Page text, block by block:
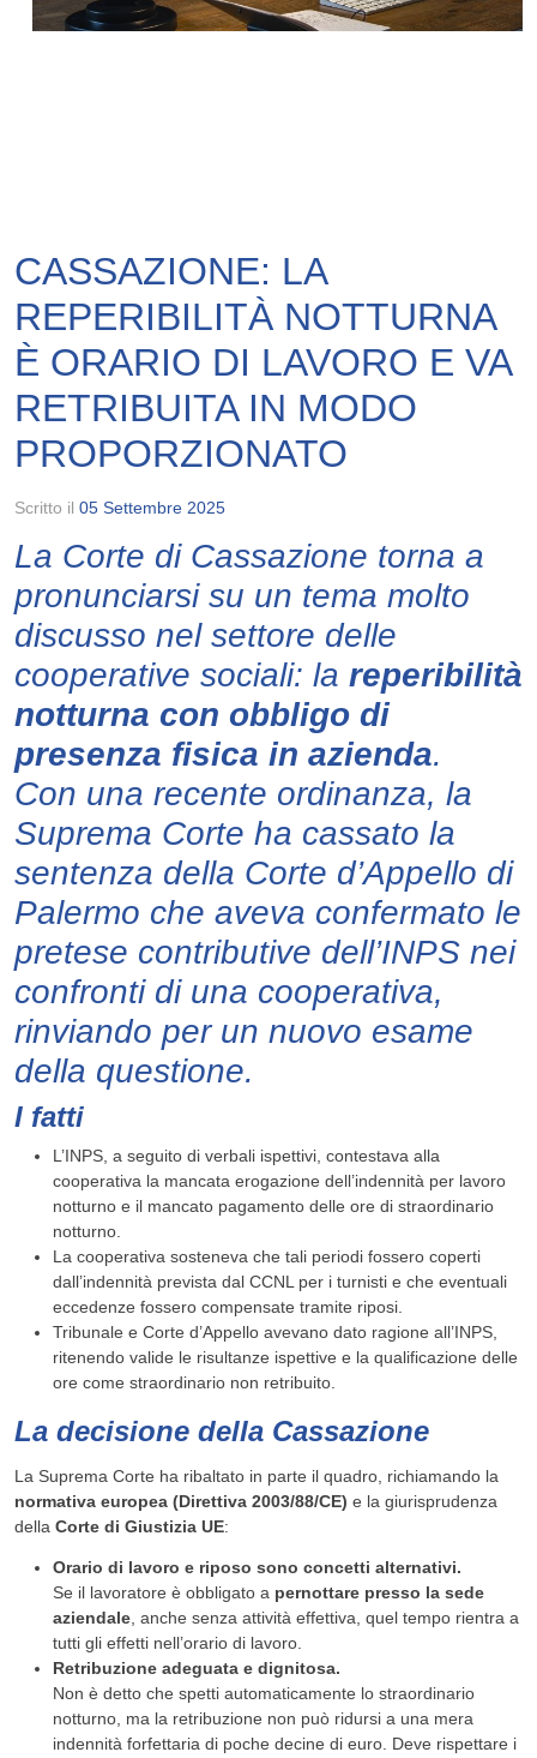
CASSAZIONE: LA
REPERIBILITÀ NOTTURNA
È ORARIO DI LAVORO E VA
RETRIBUITA IN MODO
PROPORZIONATO
Scritto il 05 Settembre 2025
La Corte di Cassazione torna a
pronunciarsi su un tema molto
discusso nel settore delle
cooperative sociali: la reperibilità
notturna con obbligo di
presenza fisica in azienda.
Con una recente ordinanza, la
Suprema Corte ha cassato la
sentenza della Corte d’Appello di
Palermo che aveva confermato le
pretese contributive dell’INPS nei
confronti di una cooperativa,
rinviando per un nuovo esame
della questione.
I fatti
L’INPS, a seguito di verbali ispettivi, contestava alla
cooperativa la mancata erogazione dell’indennità per lavoro
notturno e il mancato pagamento delle ore di straordinario
notturno.
La cooperativa sosteneva che tali periodi fossero coperti
dall’indennità prevista dal CCNL per i turnisti e che eventuali
eccedenze fossero compensate tramite riposi.
Tribunale e Corte d’Appello avevano dato ragione all’INPS,
ritenendo valide le risultanze ispettive e la qualificazione delle
ore come straordinario non retribuito.
La decisione della Cassazione
La Suprema Corte ha ribaltato in parte il quadro, richiamando la
normativa europea (Direttiva 2003/88/CE) e la giurisprudenza
della Corte di Giustizia UE:
Orario di lavoro e riposo sono concetti alternativi.
Se il lavoratore è obbligato a pernottare presso la sede
aziendale, anche senza attività effettiva, quel tempo rientra a
tutti gli effetti nell’orario di lavoro.
Retribuzione adeguata e dignitosa.
Non è detto che spetti automaticamente lo straordinario
notturno, ma la retribuzione non può ridursi a una mera
indennità forfettaria di poche decine di euro. Deve rispettare i